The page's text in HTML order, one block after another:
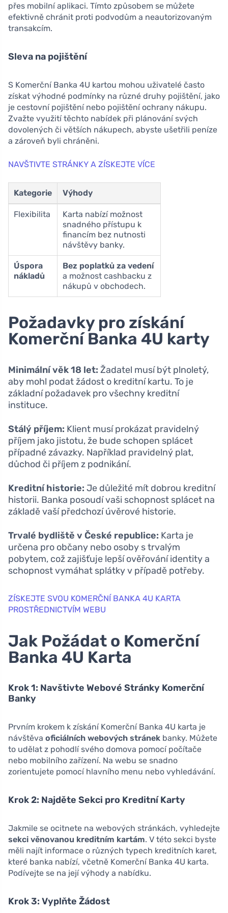
přes mobilní aplikaci. Tímto způsobem se můžete
efektivně chránit proti podvodům a neautorizovaným
transakcím.
Sleva na pojištění
S Komerční Banka 4U kartou mohou uživatelé často
získat výhodné podmínky na různé druhy pojištění, jako
je cestovní pojištění nebo pojištění ochrany nákupu.
Zvažte využití těchto nabídek při plánování svých
dovolených či větších nákupech, abyste ušetřili peníze
a zároveň byli chráněni.
NAVŠTIVTE STRÁNKY A ZÍSKEJTE VÍCE
Kategorie Výhody
Flexibilita
Karta nabízí možnost
snadného přístupu k
financím bez nutnosti
návštěvy banky.
Úspora
nákladů
Bez poplatků za vedení
a možnost cashbacku z
nákupů v obchodech.
Požadavky pro získání
Komerční Banka 4U karty
Minimální věk 18 let: Žadatel musí být plnoletý,
aby mohl podat žádost o kreditní kartu. To je
základní požadavek pro všechny kreditní
instituce.
Stálý příjem: Klient musí prokázat pravidelný
příjem jako jistotu, že bude schopen splácet
případné závazky. Například pravidelný plat,
důchod či příjem z podnikání.
Kreditní historie: Je důležité mít dobrou kreditní
historii. Banka posoudí vaši schopnost splácet na
základě vaší předchozí úvěrové historie.
Trvalé bydliště v České republice: Karta je
určena pro občany nebo osoby s trvalým
pobytem, což zajišťuje lepší ověřování identity a
schopnost vymáhat splátky v případě potřeby.
ZÍSKEJTE SVOU KOMERČNÍ BANKA 4U KARTA
PROSTŘEDNICTVÍM WEBU
Jak Požádat o Komerční
Banka 4U Karta
Krok 1: Navštivte Webové Stránky Komerční
Banky
Prvním krokem k získání Komerční Banka 4U karta je
návštěva oficiálních webových stránek banky. Můžete
to udělat z pohodlí svého domova pomocí počítače
nebo mobilního zařízení. Na webu se snadno
zorientujete pomocí hlavního menu nebo vyhledávání.
Krok 2: Najděte Sekci pro Kreditní Karty
Jakmile se ocitnete na webových stránkách, vyhledejte
sekci věnovanou kreditním kartám. V této sekci byste
měli najít informace o různých typech kreditních karet,
které banka nabízí, včetně Komerční Banka 4U karta.
Podívejte se na její výhody a nabídku.
Krok 3: Vyplňte Žádost